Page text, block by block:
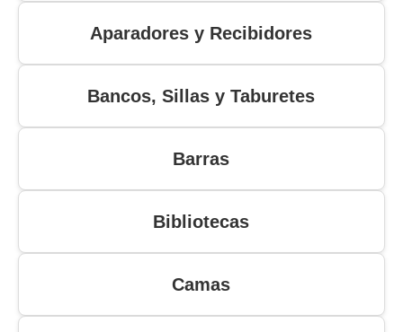
Aparadores y Recibidores
Bancos, Sillas y Taburetes
Barras
Bibliotecas
Camas